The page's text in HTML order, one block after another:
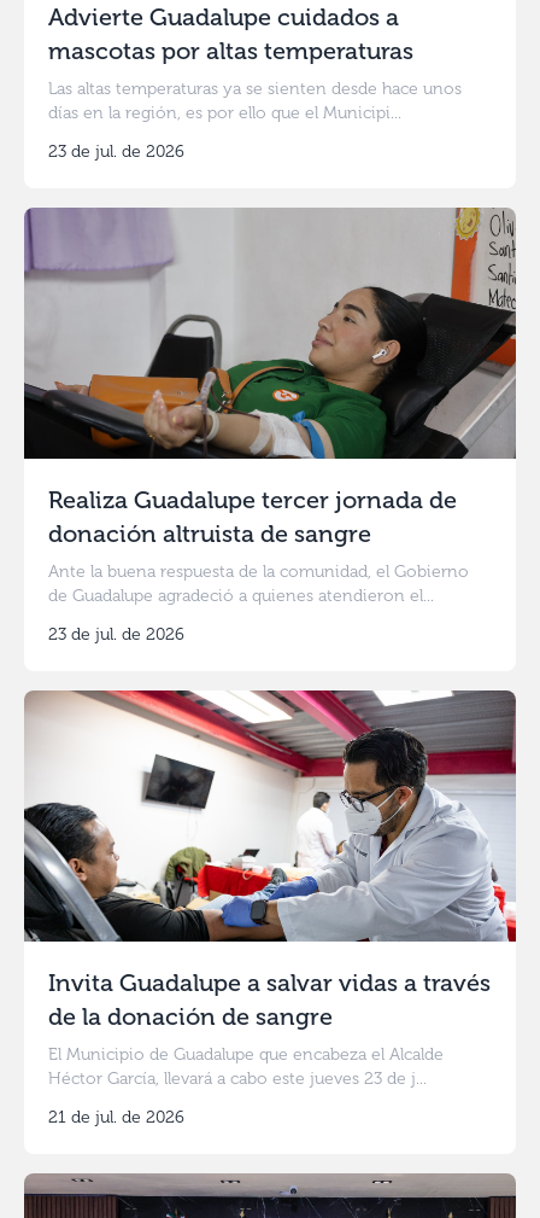
Advierte Guadalupe cuidados a
mascotas por altas temperaturas
Las altas temperaturas ya se sienten desde hace unos
días en la región, es por ello que el Municipi...
23 de jul. de 2026
Realiza Guadalupe tercer jornada de
donación altruista de sangre
Ante la buena respuesta de la comunidad, el Gobierno
de Guadalupe agradeció a quienes atendieron el...
23 de jul. de 2026
Invita Guadalupe a salvar vidas a través
de la donación de sangre
El Municipio de Guadalupe que encabeza el Alcalde
Héctor García, llevará a cabo este jueves 23 de j...
21 de jul. de 2026